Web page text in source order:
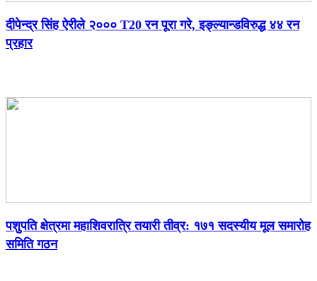
दीपेन्द्र सिंह ऐरीले २००० T20 रन पूरा गरे, इङ्ल्यान्डविरुद्ध ४४ रन
प्रहार
पशुपति क्षेत्रमा महाशिवरात्रि तयारी तीव्र: १७१ सदस्यीय मूल समारोह
समिति गठन